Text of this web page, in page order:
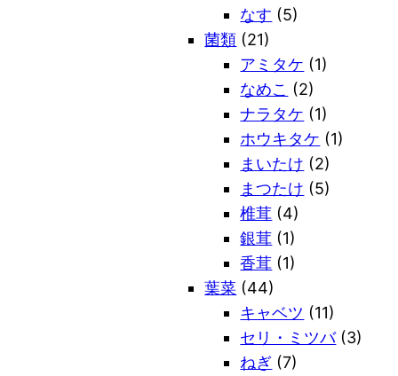
なす (5)
菌類 (21)
アミタケ (1)
なめこ (2)
ナラタケ (1)
ホウキタケ (1)
まいたけ (2)
まつたけ (5)
椎茸 (4)
銀茸 (1)
香茸 (1)
葉菜 (44)
キャベツ (11)
セリ・ミツバ(3)
ねぎ (7)